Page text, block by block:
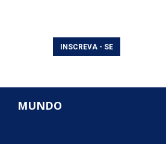
INSCREVA - SE
MUNDO